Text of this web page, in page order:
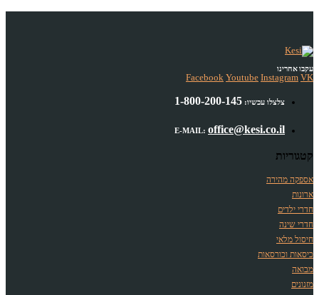
עקבו אחרינו
Facebook Youtube Instagram VK
צלצלו עכשיו: 1-800-200-145
E-MAIL: office@kesi.co.il
קטגוריות
אספקה מהירה
ארונות
חדרי ילדים
חדרי שינה
חיסול מלאי
כיסאות וכורסאות
מבואה
מזנונים